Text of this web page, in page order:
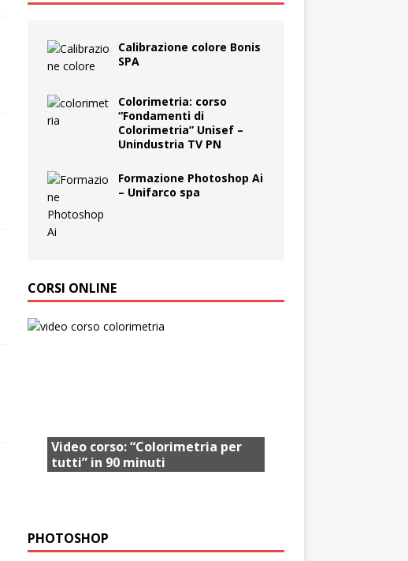
Calibrazione colore Bonis
SPA
Colorimetria: corso
“Fondamenti di
Colorimetria” Unisef –
Unindustria TV PN
Formazione Photoshop Ai
– Unifarco spa
CORSI ONLINE
Video corso: “Colorimetria per
tutti” in 90 minuti
PHOTOSHOP